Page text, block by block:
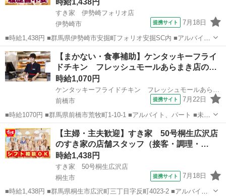
時給1,438円
すき家 伊勢崎フォリオ店
伊勢崎市
提携サイト 7月18日
■時給1,438円 ■群馬県伊勢崎市安掘町フォリオ安掘SC内 ■アルバイ
ト、パート ■履歴書不要、未経験歓迎、大学生歓迎、主婦・主夫歓
迎、フリーター歓迎、ミドル（40代～）活躍中、エルダー（50代～）
活躍中、シニア（60代～...
群馬 伊勢崎市 ファーストフード
【まかない・食事補助】ケンタッキーフライ
ドチキン フレッシュモールあらまき店の…
時給1,070円
ケンタッキーフライドチキン フレッシュモールあらまき店
前橋市
提携サイト 7月22日
■時給1070円 ■群馬県前橋市荒牧町1-10-1 ■アルバイト、パート ■未経
験歓迎、高校生OK、フリーター歓迎、ミドル（40代～）活躍中、エル
ダー（50代～）活躍中、シニア（60代～）活躍中、ボーナス・賞与あ
り、昇給あり...
群馬 前橋市 ファーストフード
【主婦・主夫歓迎】すき家 50号桐生広沢店
のすき家の店舗スタッフ（接客・調理・…
時給1,438円
すき家 50号桐生広沢店
桐生市
提携サイト 7月18日
■時給1,438円 ■群馬県桐生市広沢町三丁目字反町4023-2 ■アルバイ